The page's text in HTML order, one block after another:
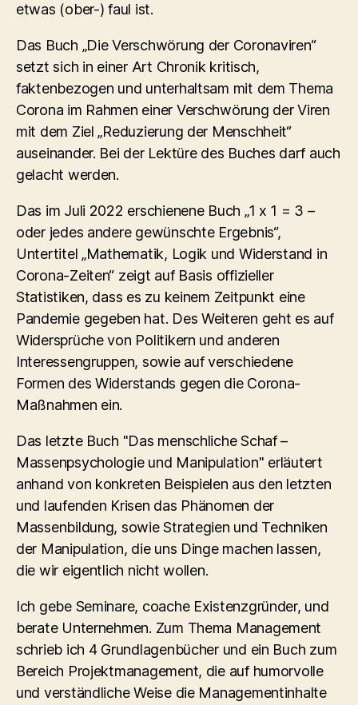
etwas (ober-) faul ist.
Das Buch „Die Verschwörung der Coronaviren“
setzt sich in einer Art Chronik kritisch,
faktenbezogen und unterhaltsam mit dem Thema
Corona im Rahmen einer Verschwörung der Viren
mit dem Ziel „Reduzierung der Menschheit“
auseinander. Bei der Lektüre des Buches darf auch
gelacht werden.
Das im Juli 2022 erschienene Buch „1 x 1 = 3 –
oder jedes andere gewünschte Ergebnis“,
Untertitel „Mathematik, Logik und Widerstand in
Corona-Zeiten“ zeigt auf Basis offizieller
Statistiken, dass es zu keinem Zeitpunkt eine
Pandemie gegeben hat. Des Weiteren geht es auf
Widersprüche von Politikern und anderen
Interessengruppen, sowie auf verschiedene
Formen des Widerstands gegen die Corona-
Maßnahmen ein.
Das letzte Buch "Das menschliche Schaf –
Massenpsychologie und Manipulation" erläutert
anhand von konkreten Beispielen aus den letzten
und laufenden Krisen das Phänomen der
Massenbildung, sowie Strategien und Techniken
der Manipulation, die uns Dinge machen lassen,
die wir eigentlich nicht wollen.
Ich gebe Seminare, coache Existenzgründer, und
berate Unternehmen. Zum Thema Management
schrieb ich 4 Grundlagenbücher und ein Buch zum
Bereich Projektmanagement, die auf humorvolle
und verständliche Weise die Managementinhalte